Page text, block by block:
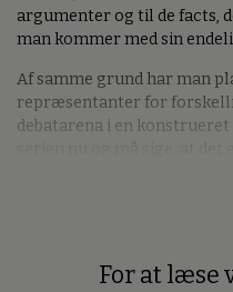
argumenter og til de facts,
man kommer med sin
Af samme grund har man
repræsentanter for
debatarena i en
For at læse